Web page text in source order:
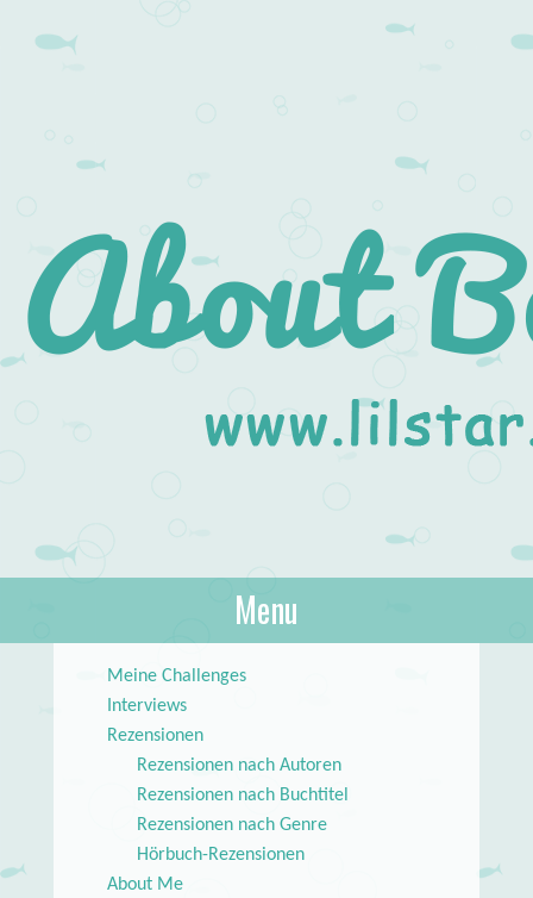
About Books
lilstar.de
Menu
Meine Challenges
Interviews
Rezensionen
Rezensionen nach Autoren
Rezensionen nach Buchtitel
Rezensionen nach Genre
Hörbuch-Rezensionen
About Me